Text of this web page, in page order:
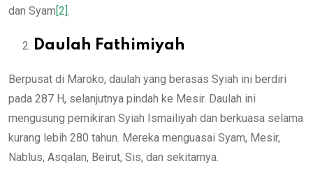
dan Syam [2] .
Daulah Fathimiyah
Berpusat di Maroko, daulah yang berasas Syiah ini berdiri
pada 287 H, selanjutnya pindah ke Mesir. Daulah ini
mengusung pemikiran Syiah Ismailiyah dan berkuasa selama
kurang lebih 280 tahun. Mereka menguasai Syam, Mesir,
Nablus, Asqalan, Beirut, Sis, dan sekitarnya.